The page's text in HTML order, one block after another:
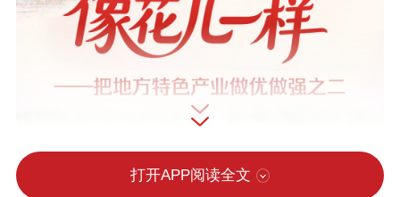
打开APP阅读全文